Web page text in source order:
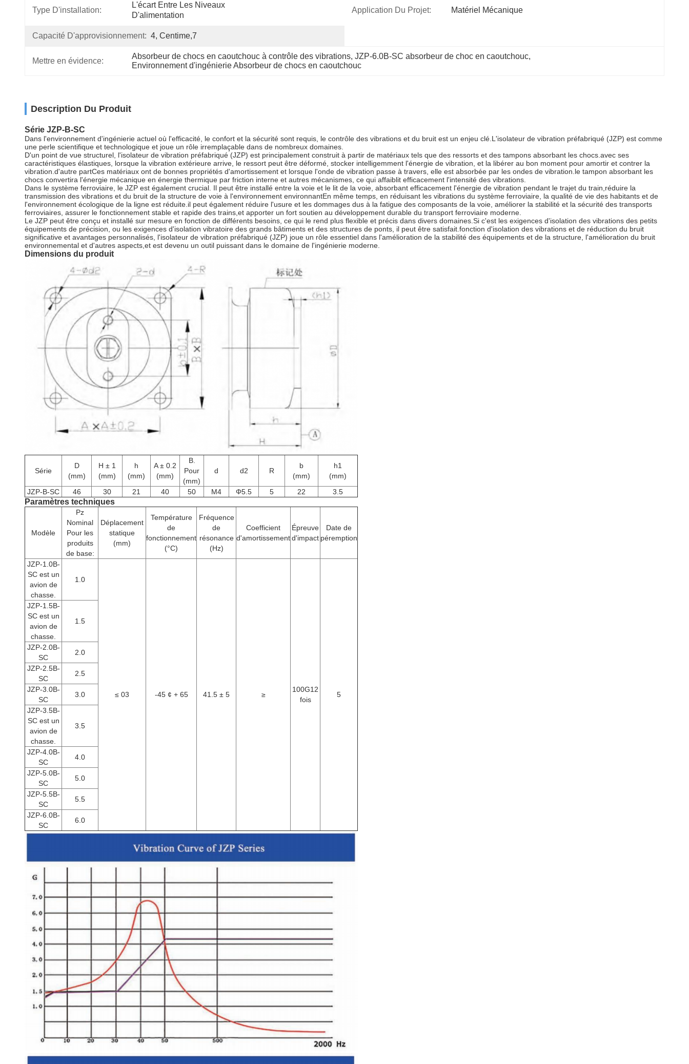
Type D'installation:
L'écart Entre Les Niveaux
D'alimentation
Application Du Projet: Matériel Mécanique
Capacité D'approvisionnement: 4, Centime,7
Mettre en évidence:
Absorbeur de chocs en caoutchouc à contrôle des vibrations, JZP-6.0B-SC absorbeur de choc en caoutchouc,
Environnement d'ingénierie Absorbeur de chocs en caoutchouc
Description Du Produit
Série JZP-B-SC
Dans l'environnement d'ingénierie actuel où l'efficacité, le confort et la sécurité sont requis, le contrôle des vibrations et du bruit est un enjeu clé.L'isolateur de vibration préfabriqué (JZP) est comme
une perle scientifique et technologique et joue un rôle irremplaçable dans de nombreux domaines.
D'un point de vue structurel, l'isolateur de vibration préfabriqué (JZP) est principalement construit à partir de matériaux tels que des ressorts et des tampons absorbant les chocs.avec ses
caractéristiques élastiques, lorsque la vibration extérieure arrive, le ressort peut être déformé, stocker intelligemment l'énergie de vibration, et la libérer au bon moment pour amortir et contrer la
vibration.d'autre partCes matériaux ont de bonnes propriétés d'amortissement et lorsque l'onde de vibration passe à travers, elle est absorbée par les ondes de vibration.le tampon absorbant les
chocs convertira l'énergie mécanique en énergie thermique par friction interne et autres mécanismes, ce qui affaiblit efficacement l'intensité des vibrations.
Dans le système ferroviaire, le JZP est également crucial. Il peut être installé entre la voie et le lit de la voie, absorbant efficacement l'énergie de vibration pendant le trajet du train,réduire la
transmission des vibrations et du bruit de la structure de voie à l'environnement environnantEn même temps, en réduisant les vibrations du système ferroviaire, la qualité de vie des habitants et de
l'environnement écologique de la ligne est réduite.il peut également réduire l'usure et les dommages dus à la fatigue des composants de la voie, améliorer la stabilité et la sécurité des transports
ferroviaires, assurer le fonctionnement stable et rapide des trains,et apporter un fort soutien au développement durable du transport ferroviaire moderne.
Le JZP peut être conçu et installé sur mesure en fonction de différents besoins, ce qui le rend plus flexible et précis dans divers domaines.Si c'est les exigences d'isolation des vibrations des petits
équipements de précision, ou les exigences d'isolation vibratoire des grands bâtiments et des structures de ponts, il peut être satisfait.fonction d'isolation des vibrations et de réduction du bruit
significative et avantages personnalisés, l'isolateur de vibration préfabriqué (JZP) joue un rôle essentiel dans l'amélioration de la stabilité des équipements et de la structure, l'amélioration du bruit
environnemental et d'autres aspects,et est devenu un outil puissant dans le domaine de l'ingénierie moderne.
Dimensions du produit
Série
D
(mm)
H ± 1
(mm)
h
(mm)
A ± 0.2
(mm)
B.
Pour
(mm)
d d2 R
b
(mm)
h1
(mm)
JZP-B-SC
46 30 21 40 50 M4 Φ5.5 5 22 3.5
Paramètres techniques
Modèle
Pz
Nominal
Pour les
produits
de base:
Déplacement
statique
(mm)
Température
de
fonctionnement
(°C)
Fréquence
de
résonance
(Hz)
Coefficient
d'amortissement
Épreuve
d'impact
Date de
péremption
JZP-1.0B-
SC est un
avion de
chasse.
1.0
≤ 03 -45 ¢ + 65 41.5 ± 5 ≥
100G12
fois
5
JZP-1.5B-
SC est un
avion de
chasse.
1.5
JZP-2.0B-
SC
2.0
JZP-2.5B-
SC
2.5
JZP-3.0B-
SC
3.0
JZP-3.5B-
SC est un
avion de
chasse.
3.5
JZP-4.0B-
SC
4.0
JZP-5.0B-
SC
5.0
JZP-5.5B-
SC
5.5
JZP-6.0B-
SC
6.0